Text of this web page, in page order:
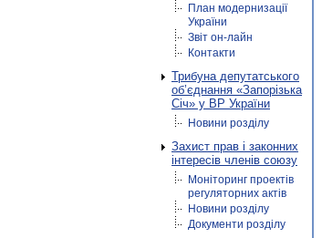
План модернизації
України
Звіт он-лайн
Контакти
Трибуна депутатського
об’єднання «Запорізька
Січ» у ВР України
Новини розділу
Захист прав і законних
інтересів членів союзу
Моніторинг проектів
регуляторних актів
Новини розділу
Документи розділу